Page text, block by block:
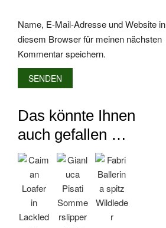
Name, E-Mail-Adresse und Website in
diesem Browser für meinen nächsten
Kommentar speichern.
Das könnte Ihnen
auch gefallen …